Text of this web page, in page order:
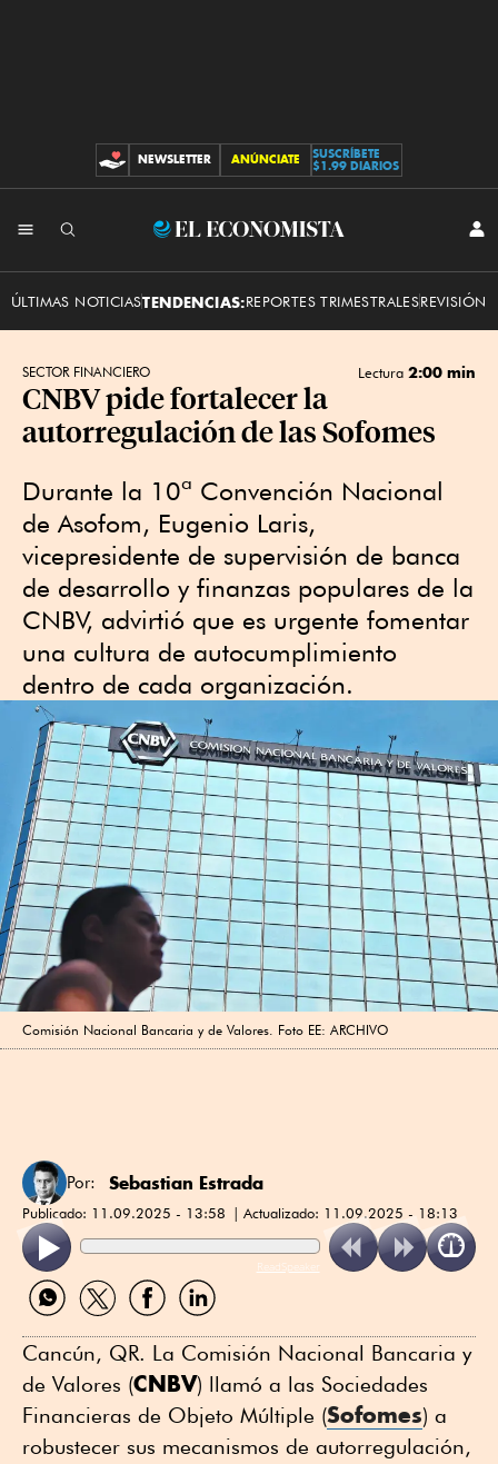
CONTRIBUCIONES
NEWSLETTER ANÚNCIATE
SUSCRÍBETE
$1.99 DIARIOS
El
ÚLTIMAS NOTICIASTENDENCIAS:REPORTES TRIMESTRALESREVISIÓN
SECTOR FINANCIERO Lectura 2:00 min
CNBV pide fortalecer la
autorregulación de las Sofomes
Durante la 10ª Convención Nacional
de Asofom, Eugenio Laris,
vicepresidente de supervisión de banca
de desarrollo y finanzas populares de la
CNBV, advirtió que es urgente fomentar
una cultura de autocumplimiento
dentro de cada organización.
Comisión Nacional Bancaria y de Valores. Foto EE: ARCHIVO
Por: Sebastian Estrada
Publicado: 11.09.2025 - 13:58 Actualizado: 11.09.2025 - 18:13
ReadSpeaker
Compartir
por
Compartir
por
Compartir
por
Compartir
por
Cancún, QR. La Comisión Nacional Bancaria y
de Valores (CNBV) llamó a las Sociedades
Financieras de Objeto Múltiple (Sofomes) a
robustecer sus mecanismos de autorregulación,